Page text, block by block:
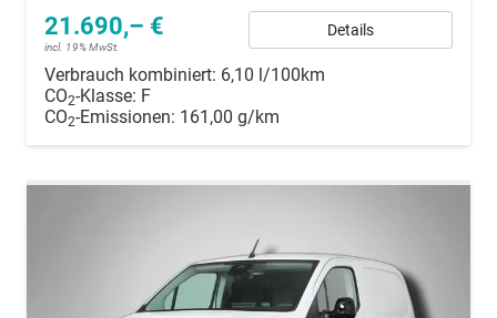
21.690,– €
incl. 19% MwSt.
Details
Verbrauch kombiniert: 6,10 l/100km
CO2-Klasse: F
CO2-Emissionen: 161,00 g/km